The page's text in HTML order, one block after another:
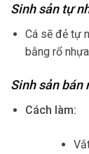
Sinh sản tự
Cá sẽ đẻ tự
bằng rổ
Sinh sản bán
Cách làm: